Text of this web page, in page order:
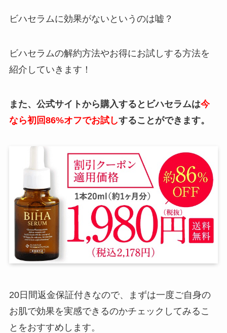
ビハセラムに効果がないというのは嘘？
ビハセラムの解約方法やお得にお試しする方法を
紹介していきます！
また、公式サイトから購入するとビハセラムは今
なら初回86%オフでお試しすることができます。
20日間返金保証付きなので、まずは一度ご自身の
お肌で効果を実感できるのかチェックしてみるこ
とをおすすめします。